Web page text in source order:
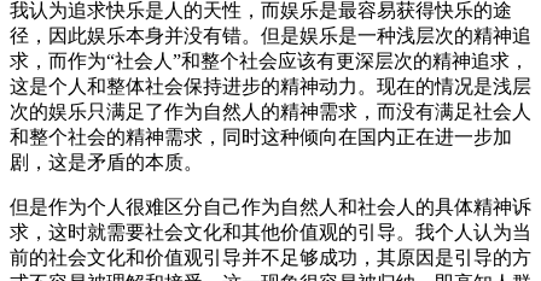
我认为追求快乐是人的天性，而娱乐是最容易获得快乐的途
径，因此娱乐本身并没有错。但是娱乐是一种浅层次的精神追
求，而作为“社会人”和整个社会应该有更深层次的精神追求，
这是个人和整体社会保持进步的精神动力。现在的情况是浅层
次的娱乐只满足了作为自然人的精神需求，而没有满足社会人
和整个社会的精神需求，同时这种倾向在国内正在进一步加
剧，这是矛盾的本质。
但是作为个人很难区分自己作为自然人和社会人的具体精神诉
求，这时就需要社会文化和其他价值观的引导。我个人认为当
前的社会文化和价值观引导并不足够成功，其原因是引导的方